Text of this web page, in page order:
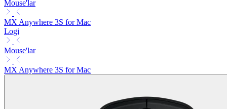
Mouse'lar
MX Anywhere 3S for Mac
Logi
Mouse'lar
MX Anywhere 3S for Mac